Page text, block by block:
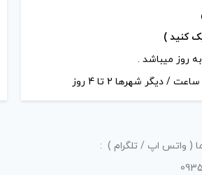
کنید )
روز میباشد .
ما ( واتس اپ / تلگرام ) :